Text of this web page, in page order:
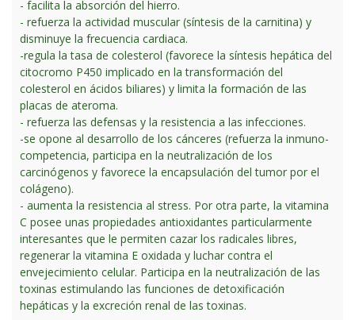
- facilita la absorción del hierro.
- refuerza la actividad muscular (síntesis de la carnitina) y
disminuye la frecuencia cardiaca.
-regula la tasa de colesterol (favorece la síntesis hepática del
citocromo P450 implicado en la transformación del
colesterol en ácidos biliares) y limita la formación de las
placas de ateroma.
- refuerza las defensas y la resistencia a las infecciones.
-se opone al desarrollo de los cánceres (refuerza la inmuno-
competencia, participa en la neutralización de los
carcinógenos y favorece la encapsulación del tumor por el
colágeno).
- aumenta la resistencia al stress. Por otra parte, la vitamina
C posee unas propiedades antioxidantes particularmente
interesantes que le permiten cazar los radicales libres,
regenerar la vitamina E oxidada y luchar contra el
envejecimiento celular. Participa en la neutralización de las
toxinas estimulando las funciones de detoxificación
hepáticas y la excreción renal de las toxinas.